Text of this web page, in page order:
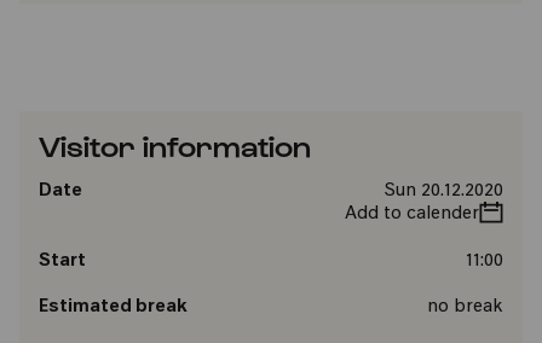
Visitor information
Date
Sun 20.12.2020
Add to calender
Start 11:00
Estimated break no break